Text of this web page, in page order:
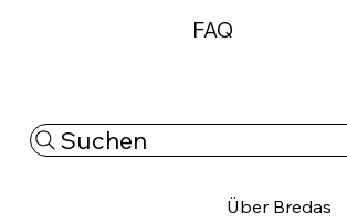
Über Bredas
FAQ
Suchen